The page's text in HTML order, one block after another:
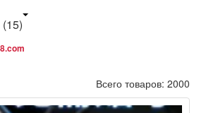
(15)
Всего товаров: 2000